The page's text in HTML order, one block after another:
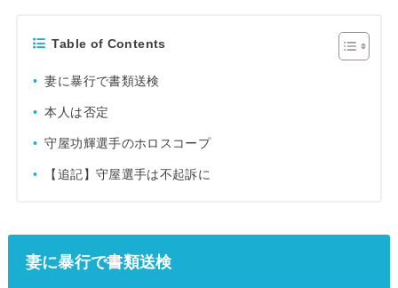
Table of Contents
妻に暴行で書類送検
本人は否定
守屋功輝選手のホロスコープ
【追記】守屋選手は不起訴に
妻に暴行で書類送検